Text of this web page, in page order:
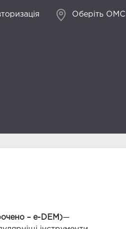
Оберіть
– e-DEM)—